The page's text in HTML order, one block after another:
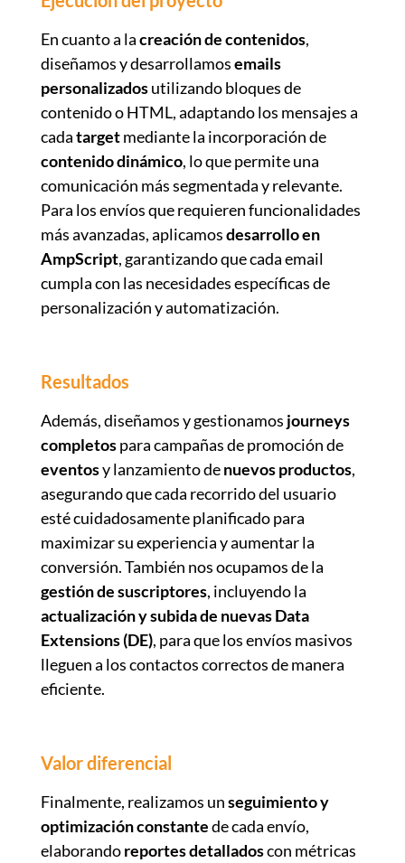
En cuanto a lacreación de contenidos,
diseñamos y desarrollamosemails
personalizadosutilizando bloques de
contenido o HTML, adaptando los mensajes a
cadatargetmediante la incorporación de
contenido dinámico, lo que permite una
comunicación más segmentada y relevante.
Para los envíos que requieren funcionalidades
más avanzadas, aplicamosdesarrollo en
AmpScript, garantizando que cada email
cumpla con las necesidades específicas de
personalización y automatización.
Resultados
Además, diseñamos y gestionamos journeys
completospara campañas de promoción de
eventosy lanzamiento denuevos productos,
asegurando que cada recorrido del usuario
esté cuidadosamente planificado para
maximizar su experiencia y aumentar la
conversión. También nos ocupamos de la
gestión de suscriptores, incluyendo la
actualización y subida de nuevas Data
Extensions (DE), para que los envíos masivos
lleguen a los contactos correctos de manera
eficiente.
Valor diferencial
Finalmente, realizamos unseguimiento y
optimización constantede cada envío,
elaborandoreportes detalladoscon métricas